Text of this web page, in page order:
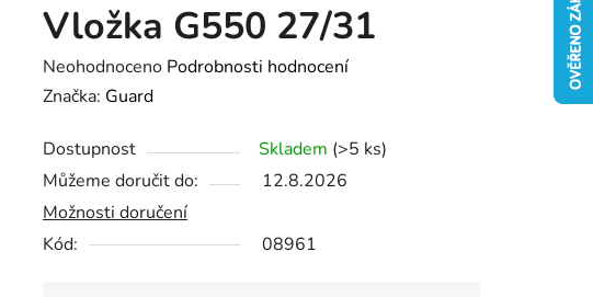
Vložka G550 27/31
Průměrné
hodnocení
je
0,0
z
5
Neohodnoceno Podrobnosti hodnocení
Značka: Guard
Dostupnost Skladem (>5 ks)
Můžeme doručit do:
12.8.2026
Možnosti doručení
Kód:
08961